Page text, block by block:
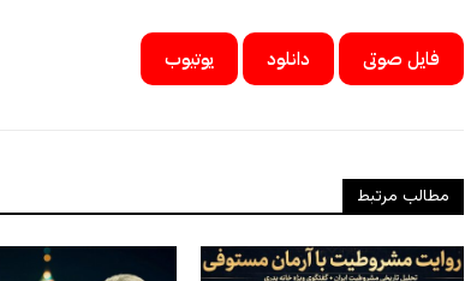
یوتیوب دانلود فایل صوتی
مطالب مرتبط